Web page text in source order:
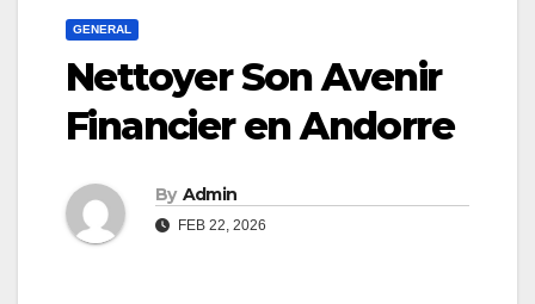
GENERAL
Nettoyer Son Avenir
Financier en Andorre
By Admin
FEB 22, 2026